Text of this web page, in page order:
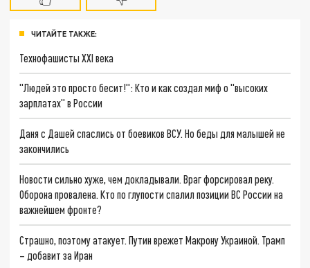
ЧИТАЙТЕ ТАКЖЕ:
Технофашисты XXI века
"Людей это просто бесит!": Кто и как создал миф о "высоких
зарплатах" в России
Даня с Дашей спаслись от боевиков ВСУ. Но беды для малышей не
закончились
Новости сильно хуже, чем докладывали. Враг форсировал реку.
Оборона провалена. Кто по глупости спалил позиции ВС России на
важнейшем фронте?
Страшно, поэтому атакует. Путин врежет Макрону Украиной. Трамп
– добавит за Иран